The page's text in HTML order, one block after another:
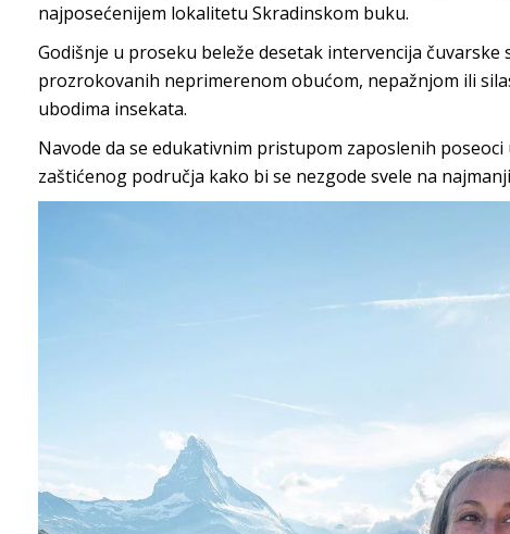
najposećenijem lokalitetu Skradinskom buku.
Godišnje u proseku beleže desetak intervencija
prozrokovanih neprimerenom obućom, nepažnjom ili
ubodima insekata.
Navode da se edukativnim pristupom zaposlenih
zaštićenog područja kako bi se nezgode svele na